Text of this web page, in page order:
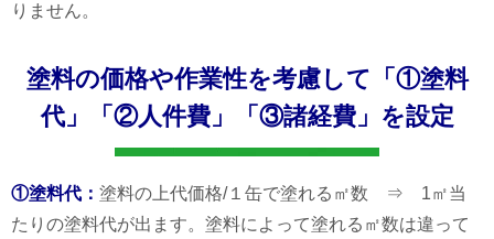
りません。
塗料の価格や作業性を考慮して「①塗料
代」「②人件費」「③諸経費」を設定
①塗料代： 塗料の上代価格/１缶で塗れる㎡数 ⇒ 1㎡当
たりの塗料代が出ます。塗料によって塗れる㎡数は違って